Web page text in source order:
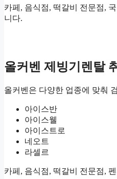
카페, 음식점, 떡갈비 전문점,
니다.
올커벤 제빙기렌탈
올커벤은 다양한 업종에 맞춰
아이스반
아이스웰
아이스트로
네오트
라셀르
카페, 음식점, 떡갈비 전문점,